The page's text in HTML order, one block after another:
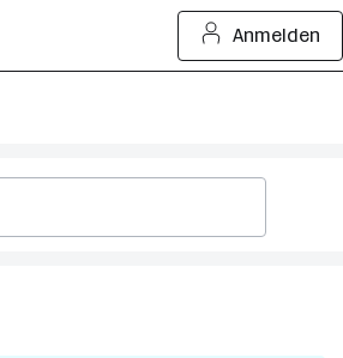
Anmelden